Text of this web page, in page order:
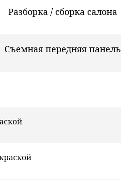
Разборка / сборка салона
Съемная передняя панель